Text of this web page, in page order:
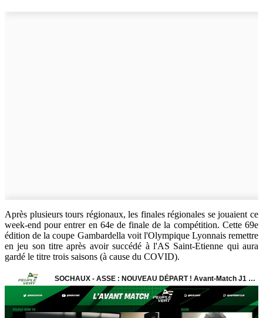
Après plusieurs tours régionaux, les finales régionales se jouaient ce
week-end pour entrer en 64e de finale de la compétition. Cette 69e
édition de la coupe Gambardella voit l'Olympique Lyonnais remettre
en jeu son titre après avoir succédé à l'AS Saint-Etienne qui aura
gardé le titre trois saisons (à cause du COVID).